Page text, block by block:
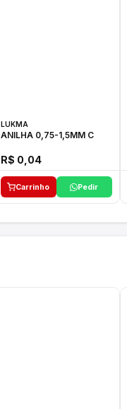
LUKMA
ANILHA 0,75-1,5MM C
R$ 0,04
Carrinho Pedir